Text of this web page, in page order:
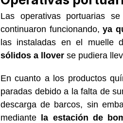
Las operativas portuarias
continuaron funcionando, ya
las instaladas en el muelle
sólidos a llover se pudiera
En cuanto a los productos
paradas debido a la falta de
descarga de barcos, sin
mediante la estación de